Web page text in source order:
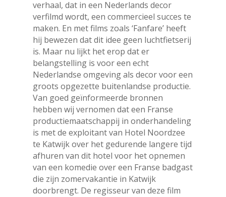
verhaal, dat in een Nederlands decor
verfilmd wordt, een commercieel succes te
maken. En met films zoals ‘Fanfare’ heeft
hij bewezen dat dit idee geen luchtfietserij
is. Maar nu lijkt het erop dat er
belangstelling is voor een echt
Nederlandse omgeving als decor voor een
groots opgezette buitenlandse productie.
Van goed geïnformeerde bronnen
hebben wij vernomen dat een Franse
productiemaatschappij in onderhandeling
is met de exploitant van Hotel Noordzee
te Katwijk over het gedurende langere tijd
afhuren van dit hotel voor het opnemen
van een komedie over een Franse badgast
die zijn zomervakantie in Katwijk
doorbrengt. De regisseur van deze film